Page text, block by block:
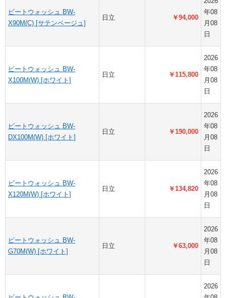
ビートウォッシュ BW-
X90M(C) [サテンベージュ]
日立 ￥94,000
年08
月08
日
ビートウォッシュ BW-
X100M(W) [ホワイト]
日立 ￥115,800
2026
年08
月08
日
ビートウォッシュ BW-
DX100M(W) [ホワイト]
日立 ￥190,000
2026
年08
月08
日
ビートウォッシュ BW-
X120M(W) [ホワイト]
日立 ￥134,820
2026
年08
月08
日
ビートウォッシュ BW-
G70M(W) [ホワイト]
日立 ￥63,000
2026
年08
月08
日
2026